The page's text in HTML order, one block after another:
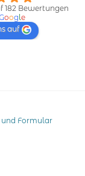
182 Bewertungen
oogle
auf
Formular